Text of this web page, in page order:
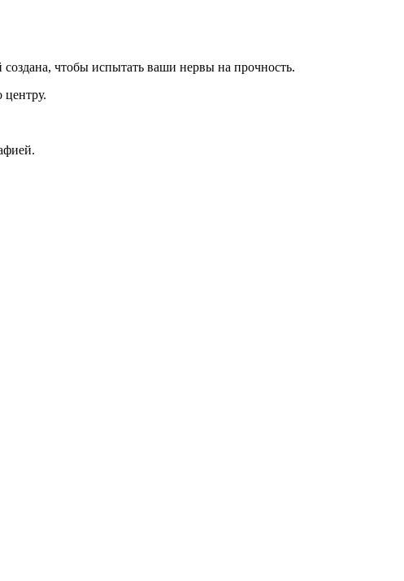
чтобы испытать ваши нервы на прочность.
центру.